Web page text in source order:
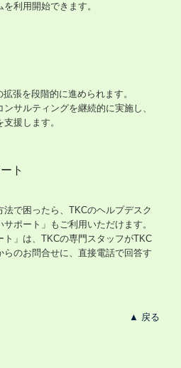
利用開始できます。
張を段階的に進められます。
サルティングを継続的に実施し、
援します。
ト
で困ったら、TKCのヘルプデスク
ポート」もご利用いただけます。
」は、TKCの専門スタッフがTKC
のお問合せに、直接電話で回答す
▲ 戻る